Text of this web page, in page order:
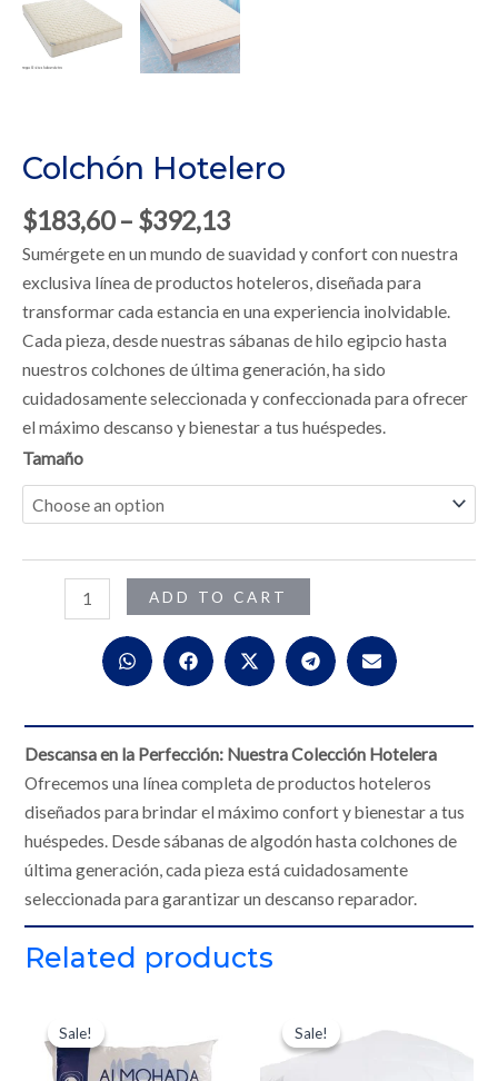
Colchón Hotelero
$183,60– $392,13
Sumérgete en un mundo de suavidad y confort con nuestra
exclusiva línea de productos hoteleros, diseñada para
transformar cada estancia en una experiencia inolvidable.
Cada pieza, desde nuestras sábanas de hilo egipcio hasta
nuestros colchones de última generación, ha sido
cuidadosamente seleccionada y confeccionada para ofrecer
el máximo descanso y bienestar a tus huéspedes.
Tamaño
Colchón
Hotelero
quantity
ADD TO CART
Descansa en la Perfección: Nuestra Colección Hotelera
Ofrecemos una línea completa de productos hoteleros
diseñados para brindar el máximo confort y bienestar a tus
huéspedes. Desde sábanas de algodón hasta colchones de
última generación, cada pieza está cuidadosamente
seleccionada para garantizar un descanso reparador.
Related products
Sale!
Sale! Sale!
Sale!